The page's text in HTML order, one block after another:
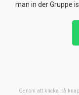
man in der Gruppe
Genom att klicka på